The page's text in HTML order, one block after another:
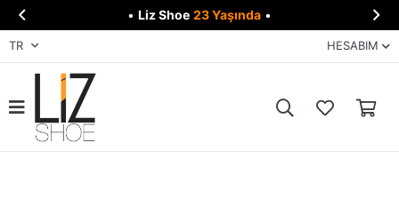
 • Liz Shoe 23 Yaşında • 
TR HESABIM